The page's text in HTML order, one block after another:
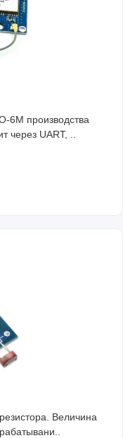
6M производства
через UART, ..
Величина